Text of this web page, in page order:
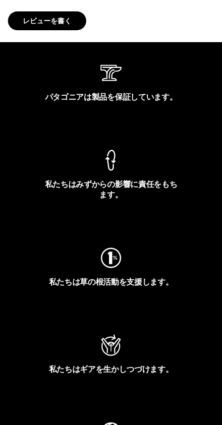
レビューを書く
パタゴニアは製品を保証しています。
私たちはみずからの影響に責任をもち
ます。
私たちは草の根活動を支援します。
私たちはギアを生かしつづけます。